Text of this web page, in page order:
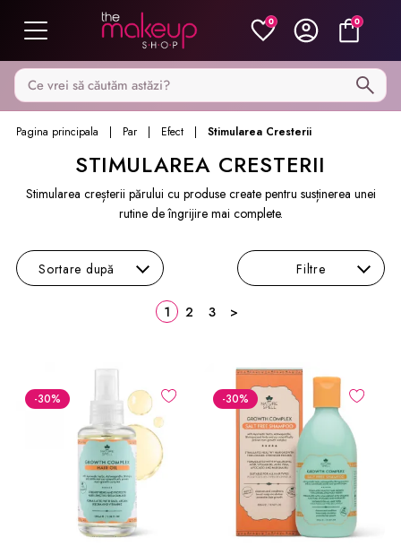
0 0
Caută pe MakeupShop
Pagina principala Par Efect Stimularea Cresterii
STIMULAREA CRESTERII
Stimularea creșterii părului cu produse create pentru susținerea unei
rutine de îngrijire mai complete.
Sortare după Filtre
1 2 3 >
-30% -30%